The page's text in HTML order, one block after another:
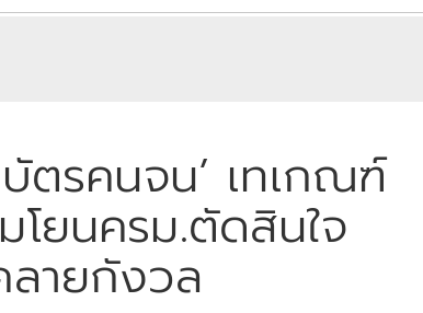
ตรคนจน’ เทเกณฑ์
ยนครม.ตัดสินใจ
ายกังวล